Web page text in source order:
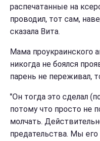
распечатанные на
проводил, тот сам,
сказала Вита.
Мама проукраинского
никогда не боялся
парень не переживал,
"Он тогда это сделал
потому что просто не
молчать.
предательства. Мы